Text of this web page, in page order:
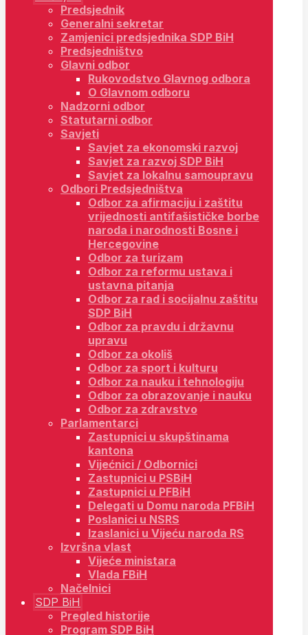
Predsjednik
Generalni sekretar
Zamjenici predsjednika SDP BiH
Predsjedništvo
Glavni odbor
Rukovodstvo Glavnog odbora
O Glavnom odboru
Nadzorni odbor
Statutarni odbor
Savjeti
Savjet za ekonomski razvoj
Savjet za razvoj SDP BiH
Savjet za lokalnu samoupravu
Odbori Predsjedništva
Odbor za afirmaciju i zaštitu
vrijednosti antifašističke borbe
naroda i narodnosti Bosne i
Hercegovine
Odbor za turizam
Odbor za reformu ustava i
ustavna pitanja
Odbor za rad i socijalnu zaštitu
SDP BiH
Odbor za pravdu i državnu
upravu
Odbor za okoliš
Odbor za sport i kulturu
Odbor za nauku i tehnologiju
Odbor za obrazovanje i nauku
Odbor za zdravstvo
Parlamentarci
Zastupnici u skupštinama
kantona
Vijećnici / Odbornici
Zastupnici u PSBiH
Zastupnici u PFBiH
Delegati u Domu naroda PFBiH
Poslanici u NSRS
Izaslanici u Vijeću naroda RS
Izvršna vlast
Vijeće ministara
Vlada FBiH
Načelnici
SDP BiH
Pregled historije
Program SDP BiH